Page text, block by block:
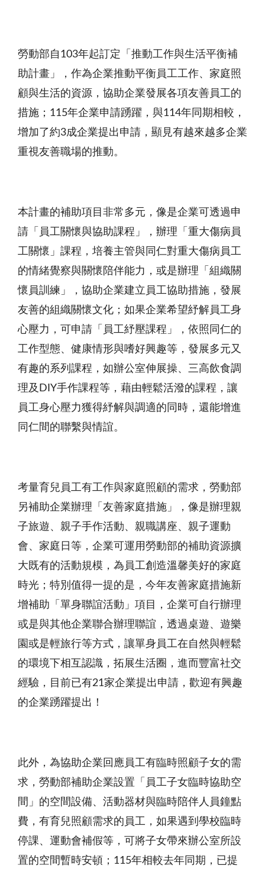
勞動部自103年起訂定「推動工作與生活平衡補
助計畫」，作為企業推動平衡員工工作、家庭照
顧與生活的資源，協助企業發展各項友善員工的
措施；115年企業申請踴躍，與114年同期相較，
增加了約3成企業提出申請，顯見有越來越多企業
重視友善職場的推動。
本計畫的補助項目非常多元，像是企業可透過申
請「員工關懷與協助課程」，辦理「重大傷病員
工關懷」課程，培養主管與同仁對重大傷病員工
的情緒覺察與關懷陪伴能力，或是辦理「組織關
懷員訓練」，協助企業建立員工協助措施，發展
友善的組織關懷文化；如果企業希望紓解員工身
心壓力，可申請「員工紓壓課程」，依照同仁的
工作型態、健康情形與嗜好興趣等，發展多元又
有趣的系列課程，如辦公室伸展操、三高飲食調
理及DIY手作課程等，藉由輕鬆活潑的課程，讓
員工身心壓力獲得紓解與調適的同時，還能增進
同仁間的聯繫與情誼。
考量育兒員工有工作與家庭照顧的需求，勞動部
另補助企業辦理「友善家庭措施」，像是辦理親
子旅遊、親子手作活動、親職講座、親子運動
會、家庭日等，企業可運用勞動部的補助資源擴
大既有的活動規模，為員工創造溫馨美好的家庭
時光；特別值得一提的是，今年友善家庭措施新
增補助「單身聯誼活動」項目，企業可自行辦理
或是與其他企業聯合辦理聯誼，透過桌遊、遊樂
園或是輕旅行等方式，讓單身員工在自然與輕鬆
的環境下相互認識，拓展生活圈，進而豐富社交
經驗，目前已有21家企業提出申請，歡迎有興趣
的企業踴躍提出！
此外，為協助企業回應員工有臨時照顧子女的需
求，勞動部補助企業設置「員工子女臨時協助空
間」的空間設備、活動器材與臨時陪伴人員鐘點
費，有育兒照顧需求的員工，如果遇到學校臨時
停課、運動會補假等，可將子女帶來辦公室所設
置的空間暫時安頓；115年相較去年同期，已提